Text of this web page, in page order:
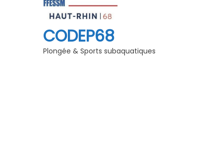
CODEP68
Plongée & Sports subaquatiques
secourisme 2025/26
Les 40 ans du club des «
de Kruth-Wildenstein »